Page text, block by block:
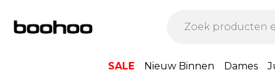
SALE Nieuw Binnen Dames